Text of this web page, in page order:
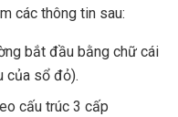
các thông tin sau:
bắt đầu bằng chữ cái
của sổ đỏ).
cấu trúc 3 cấp